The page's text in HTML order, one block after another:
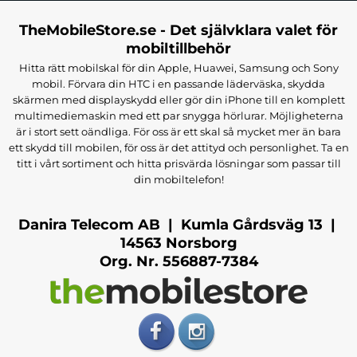
TheMobileStore.se - Det självklara valet för
mobiltillbehör
Hitta rätt mobilskal för din Apple, Huawei, Samsung och Sony
mobil. Förvara din HTC i en passande läderväska, skydda
skärmen med displayskydd eller gör din iPhone till en komplett
multimediemaskin med ett par snygga hörlurar. Möjligheterna
är i stort sett oändliga. För oss är ett skal så mycket mer än bara
ett skydd till mobilen, för oss är det attityd och personlighet. Ta en
titt i vårt sortiment och hitta prisvärda lösningar som passar till
din mobiltelefon!
Danira Telecom AB | Kumla Gårdsväg 13 |
14563 Norsborg
Org. Nr. 556887-7384